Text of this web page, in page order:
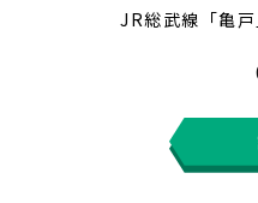
JR総武線「亀